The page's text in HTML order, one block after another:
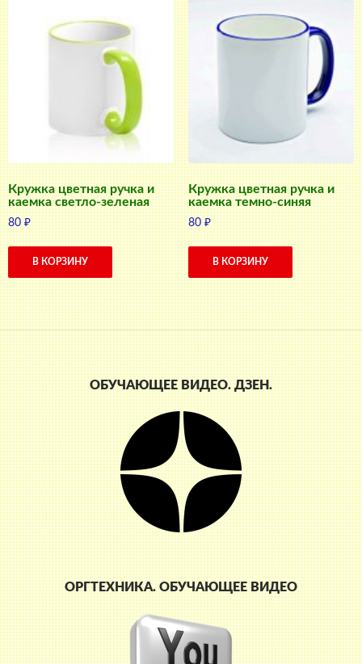
Кружка цветная ручка и
каемка светло-зеленая
80₽
В КОРЗИНУ
Кружка цветная ручка и
каемка темно-синяя
80₽
В КОРЗИНУ
ОБУЧАЮЩЕЕ ВИДЕО. ДЗЕН.
ОРГТЕХНИКА. ОБУЧАЮЩЕЕ ВИДЕО